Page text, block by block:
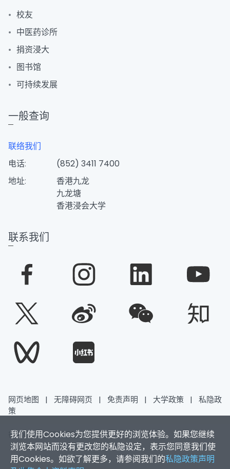
我们使用Cookies为您提供更好的浏览体验。如果您继续
浏览本网站而没有更改您的私隐设定，表示您同意我们使
用Cookies。如欲了解更多，请参阅我们的私隐政策声明
校友
中医药诊所
捐资浸大
图书馆
可持续发展
一般查询
联络我们
电话:
(852) 3411 7400
地址:
香港九龙
九龙塘
香港浸会大学
联系我们
网页地图 | 无障碍网页 | 免责声明 | 大学政策 |
私隐政
策
香港浸会大学 版权所有 © 2026